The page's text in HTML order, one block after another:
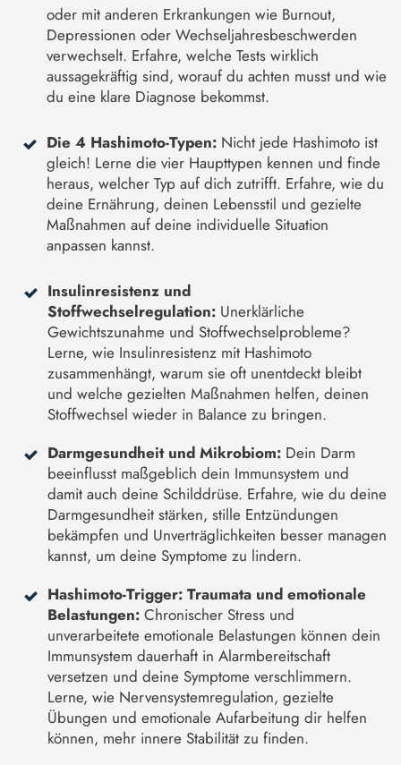
oder mit anderen Erkrankungen wie Burnout,
Depressionen oder Wechseljahresbeschwerden
verwechselt. Erfahre, welche Tests wirklich
aussagekräftig sind, worauf du achten musst und wie
du eine klare Diagnose bekommst.
Die 4 Hashimoto-Typen: Nicht jede Hashimoto ist
gleich! Lerne die vier Haupttypen kennen und finde
heraus, welcher Typ auf dich zutrifft. Erfahre, wie du
deine Ernährung, deinen Lebensstil und gezielte
Maßnahmen auf deine individuelle Situation
anpassen kannst.
Insulinresistenz und
Stoffwechselregulation: Unerklärliche
Gewichtszunahme und Stoffwechselprobleme?
Lerne, wie Insulinresistenz mit Hashimoto
zusammenhängt, warum sie oft unentdeckt bleibt
und welche gezielten Maßnahmen helfen, deinen
Stoffwechsel wieder in Balance zu bringen.
Darmgesundheit und Mikrobiom: Dein Darm
beeinflusst maßgeblich dein Immunsystem und
damit auch deine Schilddrüse. Erfahre, wie du deine
Darmgesundheit stärken, stille Entzündungen
bekämpfen und Unverträglichkeiten besser managen
kannst, um deine Symptome zu lindern.
Hashimoto-Trigger: Traumata und emotionale
Belastungen: Chronischer Stress und
unverarbeitete emotionale Belastungen können dein
Immunsystem dauerhaft in Alarmbereitschaft
versetzen und deine Symptome verschlimmern.
Lerne, wie Nervensystemregulation, gezielte
Übungen und emotionale Aufarbeitung dir helfen
können, mehr innere Stabilität zu finden.